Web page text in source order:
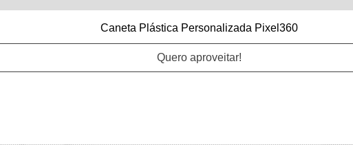
Caneta Plástica Personalizada Pixel360
Quero aproveitar!